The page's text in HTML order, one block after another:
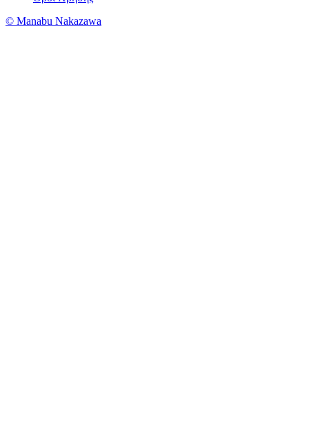
© Manabu Nakazawa